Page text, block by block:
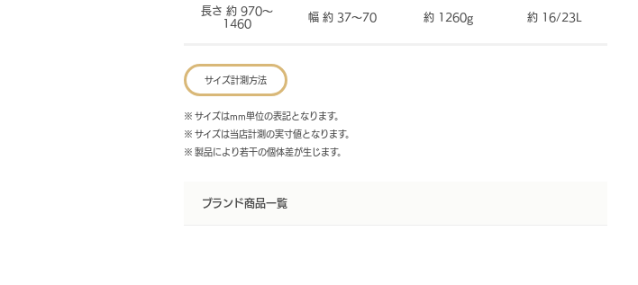
長さ 約 970～
1460
幅 約 37～70 約 1260g 約 16/23L
サイズ計測方法
※ サイズはmm単位の表記となります。
※ サイズは当店計測の実寸値となります。
※ 製品により若干の個体差が生じます。
ブランド商品一覧